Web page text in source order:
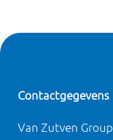
Contactgegevens
Van Zutven Group